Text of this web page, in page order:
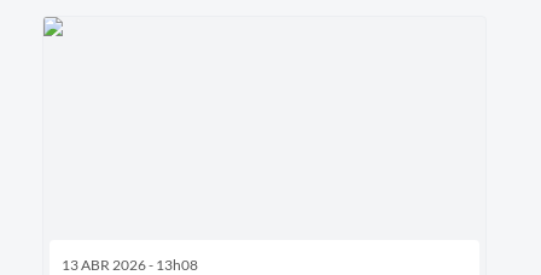
13 ABR 2026 - 13h08